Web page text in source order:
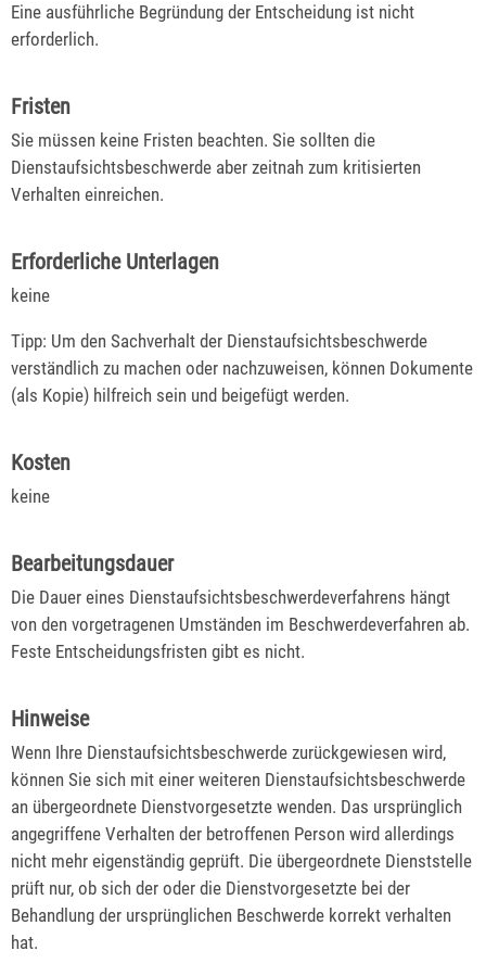
Eine ausführliche Begründung der Entscheidung ist nicht
erforderlich.
Fristen
Sie müssen keine Fristen beachten. Sie sollten die
Dienstaufsichtsbeschwerde aber zeitnah zum kritisierten
Verhalten einreichen.
Erforderliche Unterlagen
keine
Tipp: Um den Sachverhalt der Dienstaufsichtsbeschwerde
verständlich zu machen oder nachzuweisen, können Dokumente
(als Kopie) hilfreich sein und beigefügt werden.
Kosten
keine
Bearbeitungsdauer
Die Dauer eines Dienstaufsichtsbeschwerdeverfahrens hängt
von den vorgetragenen Umständen im Beschwerdeverfahren ab.
Feste Entscheidungsfristen gibt es nicht.
Hinweise
Wenn Ihre Dienstaufsichtsbeschwerde zurückgewiesen wird,
können Sie sich mit einer weiteren Dienstaufsichtsbeschwerde
an übergeordnete Dienstvorgesetzte wenden. Das ursprünglich
angegriffene Verhalten der betroffenen Person wird allerdings
nicht mehr eigenständig geprüft. Die übergeordnete Dienststelle
prüft nur, ob sich der oder die Dienstvorgesetzte bei der
Behandlung der ursprünglichen Beschwerde korrekt verhalten
hat.